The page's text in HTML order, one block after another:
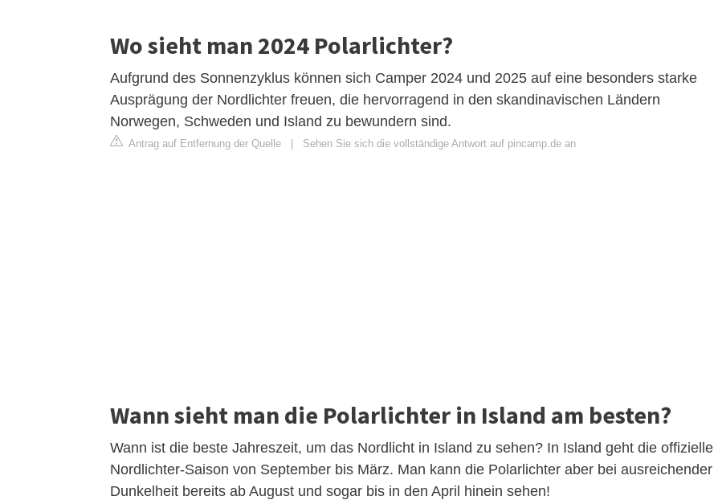
Wo sieht man 2024 Polarlichter?
Aufgrund des Sonnenzyklus können sich Camper 2024 und 2025 auf eine besonders starke
Ausprägung der Nordlichter freuen, die hervorragend in den skandinavischen Ländern
Norwegen, Schweden und Island zu bewundern sind.
Antrag auf Entfernung der Quelle Sehen Sie sich die vollständige Antwort auf pincamp.de an
Wann sieht man die Polarlichter in Island am besten?
Wann ist die beste Jahreszeit, um das Nordlicht in Island zu sehen? In Island geht die offizielle
Nordlichter-Saison von September bis März. Man kann die Polarlichter aber bei ausreichender
Dunkelheit bereits ab August und sogar bis in den April hinein sehen!